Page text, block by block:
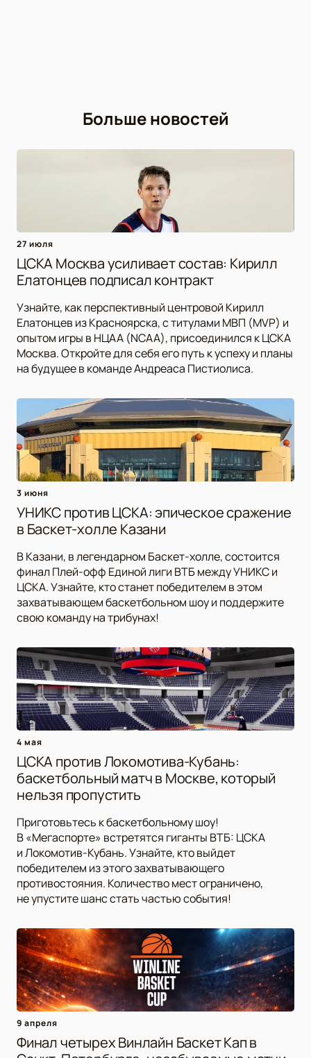
Больше новостей
27 июля
ЦСКА Москва усиливает состав: Кирилл
Елатонцев подписал контракт
Узнайте, как перспективный центровой Кирилл
Елатонцев из Красноярска, с титулами МВП (MVP) и
опытом игры в НЦАА (NCAA), присоединился к ЦСКА
Москва. Откройте для себя его путь к успеху и планы
на будущее в команде Андреаса Пистиолиса.
3 июня
УНИКС против ЦСКА: эпическое сражение
в Баскет-холле Казани
В Казани, в легендарном Баскет-холле, состоится
финал Плей-офф Единой лиги ВТБ между УНИКС и
ЦСКА. Узнайте, кто станет победителем в этом
захватывающем баскетбольном шоу и поддержите
свою команду на трибунах!
4 мая
ЦСКА против Локомотива-Кубань:
баскетбольный матч в Москве, который
нельзя пропустить
Приготовьтесь к баскетбольному шоу!
В «Мегаспорте» встретятся гиганты ВТБ: ЦСКА
и Локомотив-Кубань. Узнайте, кто выйдет
победителем из этого захватывающего
противостояния. Количество мест ограничено,
не упустите шанс стать частью события!
9 апреля
Финал четырех Винлайн Баскет Кап в